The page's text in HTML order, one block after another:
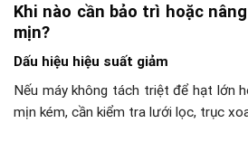
Khi nào cần bảo trì hoặc
mịn?
Dấu hiệu hiệu suất giảm
Nếu máy không tách triệt để hạt lớn
mịn kém, cần kiểm tra lưới lọc, trục